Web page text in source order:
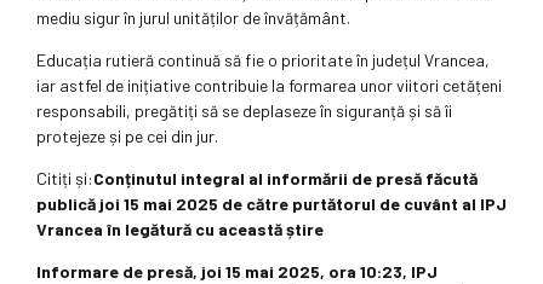
mediu sigur în jurul unităților de învățământ.
Educația rutieră continuă să fie o prioritate în județul Vrancea,
iar astfel de inițiative contribuie la formarea unor viitori cetățeni
responsabili, pregătiți să se deplaseze în siguranță și să îi
protejeze și pe cei din jur.
Citiți și:Conținutul integral al informării de presă făcută
publică joi 15 mai 2025 de către purtătorul de cuvânt al IPJ
Vrancea în legătură cu această știre
Informare de presă, joi 15 mai 2025, ora 10:23, IPJ